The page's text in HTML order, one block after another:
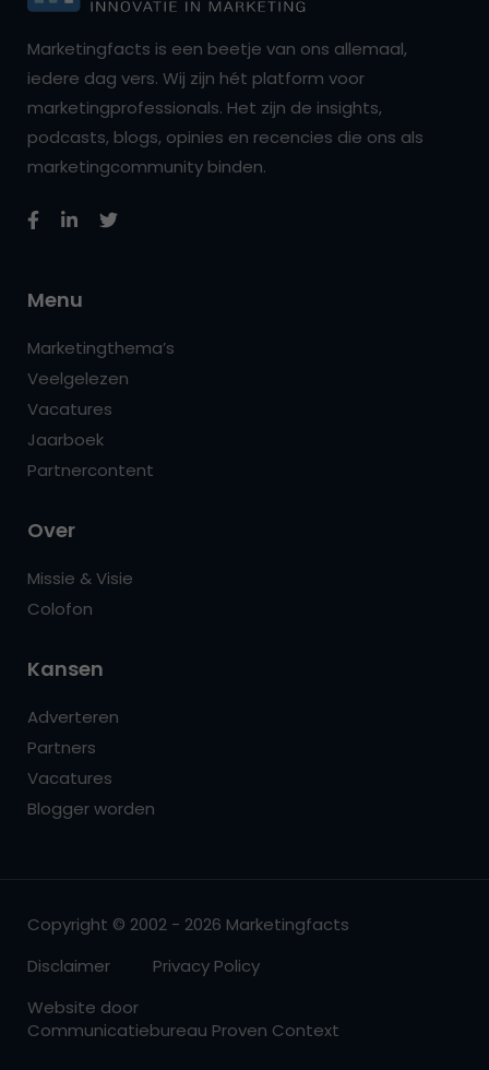
Marketingfacts is een beetje van ons allemaal,
iedere dag vers. Wij zijn hét platform voor
marketingprofessionals. Het zijn de insights,
podcasts, blogs, opinies en recencies die ons als
marketingcommunity binden.
Menu
Marketingthema’s
Veelgelezen
Vacatures
Jaarboek
Partnercontent
Over
Missie & Visie
Colofon
Kansen
Adverteren
Partners
Vacatures
Blogger worden
Copyright © 2002 - 2026 Marketingfacts
Disclaimer
Privacy Policy
Website door
Communicatiebureau Proven Context